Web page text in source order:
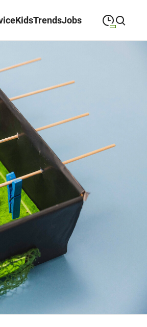
KidsTrendsJobs
Montag
MONTAG
Dienstag
Mittwoch
MITTWOCH 09:00
Donnerstag
DONNERSTAG
Freitag
Samstag
SAMSTAG 09:00
Sonderöffnungszeiten